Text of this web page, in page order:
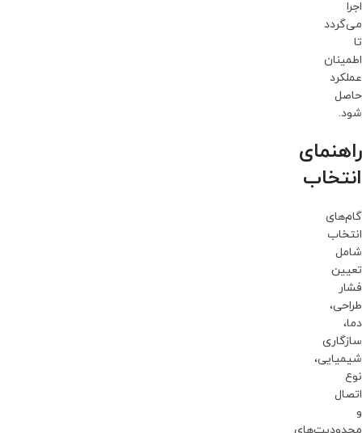
اجرا
می‌گردد
تا
اطمینان
عملکرد
حاصل
شود.
راهنمای
انتخاب
گام‌های
انتخاب
شامل
تعیین
فشار
طراحی،
دما،
سازگاری
شیمیایی،
نوع
اتصال
و